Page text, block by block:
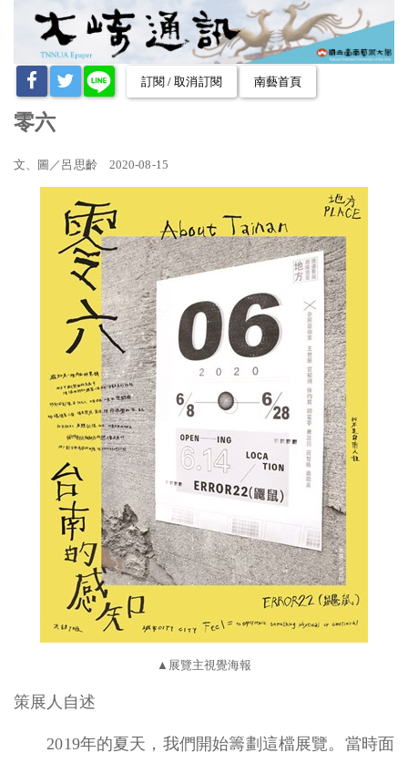
訂閱 / 取消訂閱 南藝首頁
零六
文、圖／呂思齡 2020-08-15
▲展覽主視覺海報
策展人自述
2019年的夏天，我們開始籌劃這檔展覽。當時面